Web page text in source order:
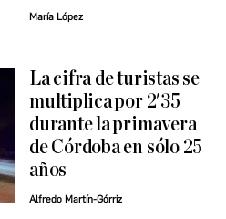
María López
La cifra de turistas se
multiplica por 2'35
durante la primavera
de Córdoba en sólo 25
años
Alfredo Martín-Górriz